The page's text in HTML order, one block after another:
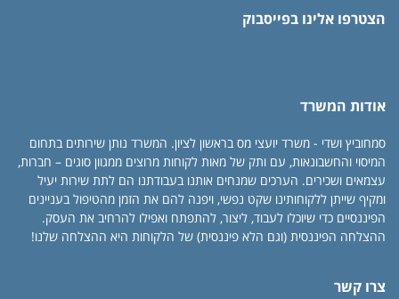
הצטרפו אלינו בפייסבוק
אודות המשרד
סמחוביץ ושדי - משרד יועצי מס בראשון לציון. המשרד נותן שירותים בתחום
המיסוי והחשבונאות, עם ותק של מאות לקוחות מרוצים ממגוון סוגים – חברות,
עצמאים ושכירים. הערכים שמנחים אותנו בעבודתנו הם לתת שירות יעיל
ומקיף שייתן ללקוחותינו שקט נפשי, ויפנה להם את הזמן מהטיפול בעניינים
הפיננסיים כדי שיוכלו לעבוד, ליצור, להתפתח ואפילו להרחיב את העסק.
ההצלחה הפיננסית (וגם הלא פיננסית) של הלקוחות היא ההצלחה שלנו!
צרו קשר